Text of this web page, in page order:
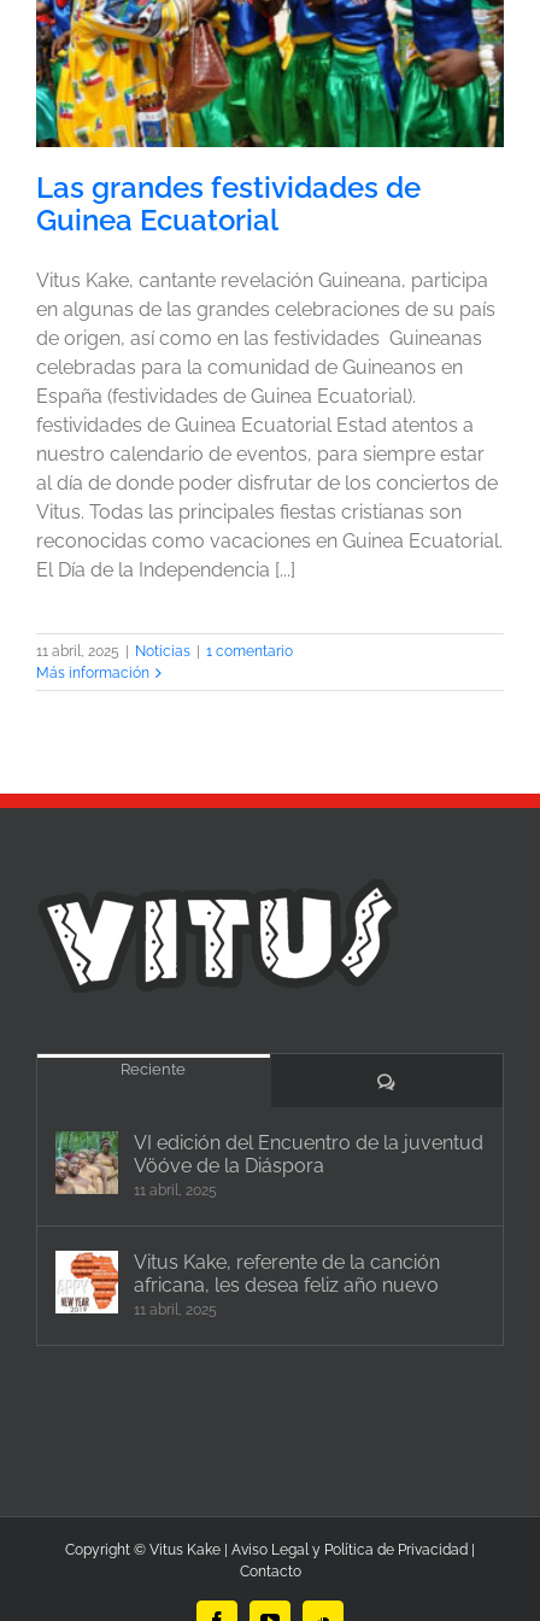
Las grandes festividades de
Guinea Ecuatorial
Vitus Kake, cantante revelación Guineana, participa
en algunas de las grandes celebraciones de su país
de origen, así como en las festividades Guineanas
celebradas para la comunidad de Guineanos en
España (festividades de Guinea Ecuatorial).
festividades de Guinea Ecuatorial Estad atentos a
nuestro calendario de eventos, para siempre estar
al día de donde poder disfrutar de los conciertos de
Vitus. Todas las principales fiestas cristianas son
reconocidas como vacaciones en Guinea Ecuatorial.
El Día de la Independencia [...]
11 abril, 2025 Noticias
1 comentario
Más información
Reciente
Comentarios
VI edición del Encuentro de la juventud
Vöóve de la Diáspora
11 abril, 2025
Vitus Kake, referente de la canción
africana, les desea feliz año nuevo
11 abril, 2025
Copyright © Vitus Kake | Aviso Legal y Política de Privacidad
Contacto